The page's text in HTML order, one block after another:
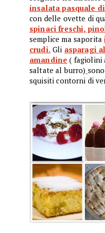
insalata pasquale
con delle ovette di
spinaci freschi,
semplice ma saporita
crudi.Gli asparagi
amandine ( fagiolini
saltate al burro)
squisiti contorni di